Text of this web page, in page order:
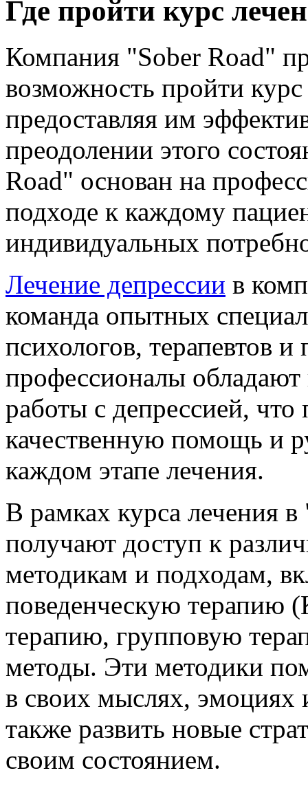
Где пройти курс
Компания "Sober Road"
возможность пройти
предоставляя им
преодолении этого
Road" основан на
подходе к каждому
индивидуальных
Лечение депрессии в
команда опытных
психологов, терапевтов
профессионалы
работы с депрессией, что
качественную помощь и
каждом этапе лечения.
В рамках курса лечения
получают доступ к
методикам и подходам,
поведенческую терапию
терапию, групповую
методы. Эти методики
в своих мыслях, эмоциях
также развить новые
своим состоянием.